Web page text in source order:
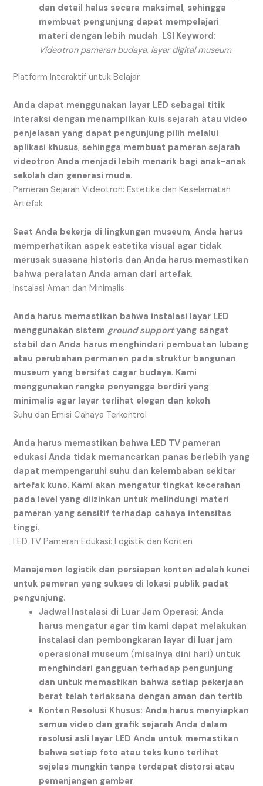
dan detail halus secara maksimal, sehingga
membuat pengunjung dapat mempelajari
materi dengan lebih mudah. LSI Keyword:
Videotron pameran budaya, layar digital museum.
Platform Interaktif untuk Belajar
Anda dapat menggunakan layar LED sebagai titik
interaksi dengan menampilkan kuis sejarah atau video
penjelasan yang dapat pengunjung pilih melalui
aplikasi khusus, sehingga membuat pameran sejarah
videotron Anda menjadi lebih menarik bagi anak-anak
sekolah dan generasi muda.
Pameran Sejarah Videotron: Estetika dan Keselamatan
Artefak
Saat Anda bekerja di lingkungan museum,Anda harus
memperhatikan aspek estetika visual agar tidak
merusak suasana historis dan Anda harus memastikan
bahwa peralatan Anda aman dari artefak.
Instalasi Aman dan Minimalis
Anda harus memastikan bahwa instalasi layar LED
menggunakan sistem ground support yang sangat
stabil dan Anda harus menghindari pembuatan lubang
atau perubahan permanen pada struktur bangunan
museum yang bersifat cagar budaya. Kami
menggunakan rangka penyangga berdiri yang
minimalis agar layar terlihat elegan dan kokoh.
Suhu dan Emisi Cahaya Terkontrol
Anda harus memastikan bahwa LED TV pameran
edukasi Anda tidak memancarkan panas berlebih yang
dapat mempengaruhi suhu dan kelembaban sekitar
artefak kuno. Kami akan mengatur tingkat kecerahan
pada level yang diizinkan untuk melindungi materi
pameran yang sensitif terhadap cahaya intensitas
tinggi.
LED TV Pameran Edukasi: Logistik dan Konten
Manajemen logistik dan persiapan konten adalah kunci
untuk pameran yang sukses di lokasi publik padat
pengunjung.
Jadwal Instalasi di Luar Jam Operasi: Anda
harus mengatur agar tim kami dapat melakukan
instalasi dan pembongkaran layar di luar jam
operasional museum (misalnya dini hari) untuk
menghindari gangguan terhadap pengunjung
dan untuk memastikan bahwa setiap pekerjaan
berat telah terlaksana dengan aman dan tertib.
Konten Resolusi Khusus: Anda harus menyiapkan
semua video dan grafik sejarah Anda dalam
resolusi asli layar LED Anda untuk memastikan
bahwa setiap foto atau teks kuno terlihat
sejelas mungkin tanpa terdapat distorsi atau
pemanjangan gambar.